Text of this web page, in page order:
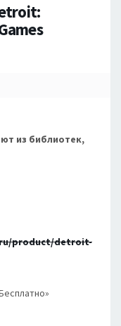
из библиотек,
product/detroit-